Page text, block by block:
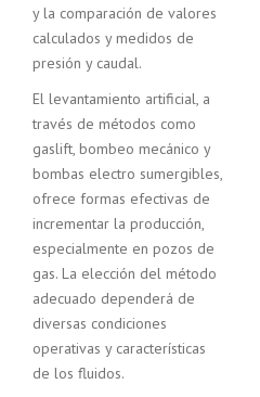
y la comparación de valores
calculados y medidos de
presión y caudal.
El levantamiento artificial, a
través de métodos como
gaslift, bombeo mecánico y
bombas electro sumergibles,
ofrece formas efectivas de
incrementar la producción,
especialmente en pozos de
gas. La elección del método
adecuado dependerá de
diversas condiciones
operativas y características
de los fluidos.